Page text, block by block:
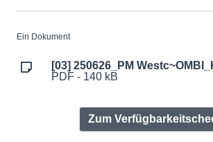
Ein Dokument
[03] 250626_PM
PDF - 140 kB
Zum